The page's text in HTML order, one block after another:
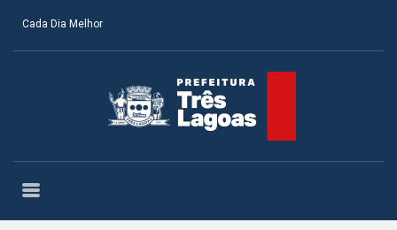
Cada Dia Melhor